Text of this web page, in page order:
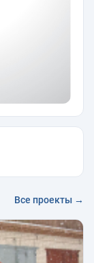
Все проекты →